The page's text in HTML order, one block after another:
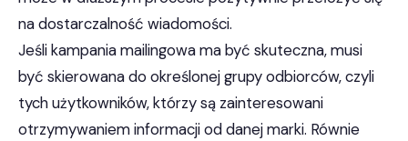
na dostarczalność wiadomości.
Jeśli kampania mailingowa ma być skuteczna, musi
być skierowana do określonej grupy odbiorców, czyli
tych użytkowników, którzy są zainteresowani
otrzymywaniem informacji od danej marki. Równie